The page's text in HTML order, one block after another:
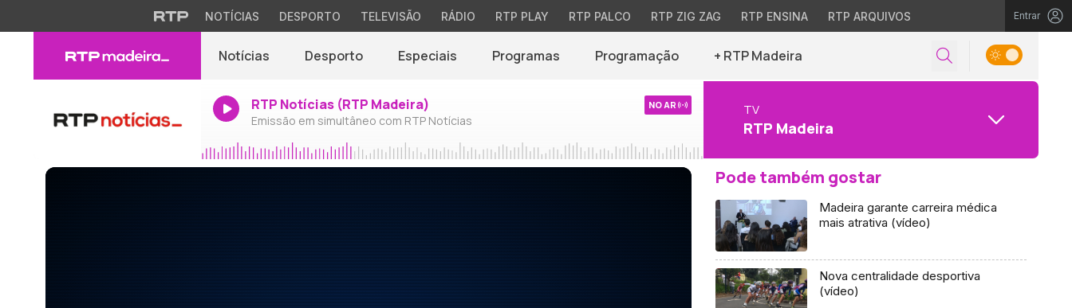
NOTÍCIAS DESPORTO TELEVISÃO RÁDIO RTP PLAY RTP PALCO RTP ZIG ZAG RTP ENSINA RTP ARQUIVOS Entrar
Notícias Desporto Especiais Programas Programação + RTP Madeira
RTP Notícias (RTP Madeira)
Emissão em simultâneo com RTP Notícias
NO AR TV
RTP Madeira
Pode também gostar
Madeira garante carreira médica
mais atrativa (vídeo)
Nova centralidade desportiva
(vídeo)